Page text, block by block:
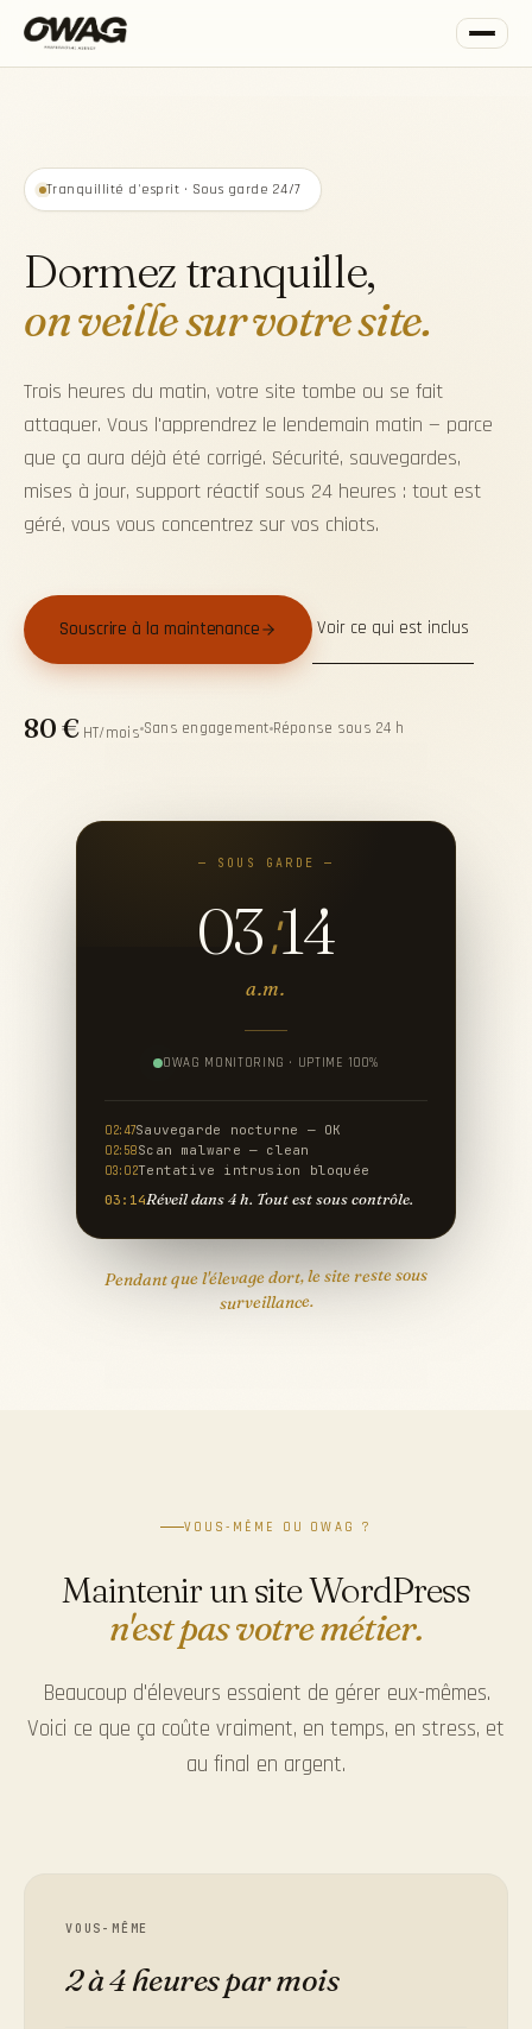
Tranquillité d'esprit · Sous garde 24/7
Dormez tranquille,
on veille sur votre site.
Trois heures du matin, votre site tombe ou se fait
attaquer. Vous l'apprendrez le lendemain matin — parce
que ça aura déjà été corrigé. Sécurité, sauvegardes,
mises à jour, support réactif sous 24 heures : tout est
géré, vous vous concentrez sur vos chiots.
Souscrire à la maintenance Voir ce qui est inclus
80 €HT/mois Sans engagement Réponse sous 24 h
— SOUS GARDE —
03:14
a.m.
OWAG MONITORING · UPTIME 100%
02:47Sauvegarde nocturne — OK
02:58Scan malware — clean
03:02Tentative intrusion bloquée
03:14Réveil dans 4 h. Tout est sous contrôle.
Pendant que l'élevage dort, le site reste sous
surveillance.
VOUS-MÊME OU OWAG ?
Maintenir un site WordPress
n'est pas votre métier.
Beaucoup d'éleveurs essaient de gérer eux-mêmes.
Voici ce que ça coûte vraiment, en temps, en stress, et
au final en argent.
VOUS-MÊME
2 à 4 heures par mois